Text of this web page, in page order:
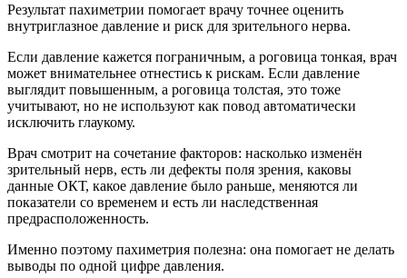
Результат пахиметрии помогает врачу точнее оценить
внутриглазное давление и риск для зрительного нерва.
Если давление кажется пограничным, а роговица тонкая, врач
может внимательнее отнестись к рискам. Если давление
выглядит повышенным, а роговица толстая, это тоже
учитывают, но не используют как повод автоматически
исключить глаукому.
Врач смотрит на сочетание факторов: насколько изменён
зрительный нерв, есть ли дефекты поля зрения, каковы
данные ОКТ, какое давление было раньше, меняются ли
показатели со временем и есть ли наследственная
предрасположенность.
Именно поэтому пахиметрия полезна: она помогает не делать
выводы по одной цифре давления.